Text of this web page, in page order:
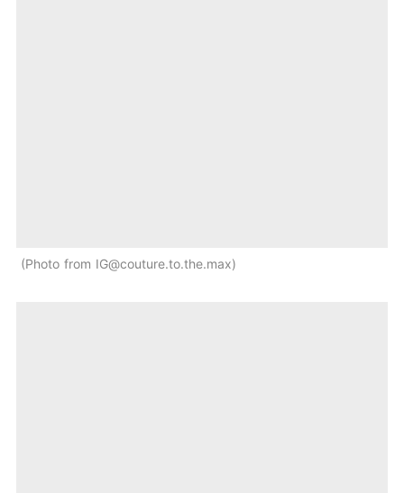
Photo from IG@couture.to.the.max